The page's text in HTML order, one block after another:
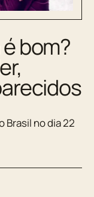
bom?
Brasil no dia 22